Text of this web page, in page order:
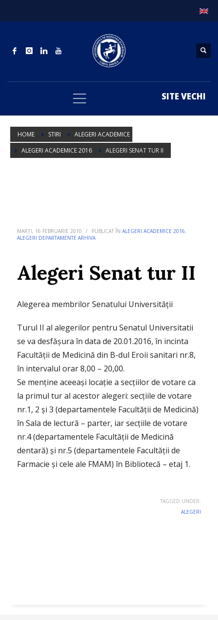
SITE VECHI
HOME STIRI
ALEGERI ACADEMICE
ALEGERI ACADEMICE 2016
ALEGERI SENAT TUR II
MARȚI, 16 FEBRUARIE 2010 / PUBLICAT ÎN ALEGERI ACADEMICE 2016,
ALEGERI DEPARTAMENTE ARHIVA
Alegeri Senat tur II
Alegerea membrilor Senatului Universității
Turul II al alegerilor pentru Senatul Universitatii
se va desfășura în data de 20.01.2016, în incinta
Facultății de Medicină din B-dul Eroii sanitari nr.8,
în intervalul orar 8,00 – 20,00.
Se menține aceeași locație a secțiilor de votare ca
la primul tur al acestor alegeri: secțiile de votare
nr.1, 2 și 3 (departamentele Facultății de Medicină)
în Sala de lectură – parter, iar secțiile de votare
nr.4 (departamentele Facultății de Medicină
dentară) și nr.5 (departamentele Facultății de
Farmacie și cele ale FMAM) în Bibliotecă – etaj 1.
TAGGED UNDER:
ALEGERI